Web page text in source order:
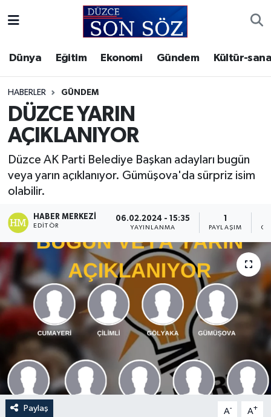
Dünya Eğitim Ekonomi Gündem Kültür-
HABERLER GÜNDEM
DÜZCE YARIN
AÇIKLANIYOR
Düzce AK Parti Belediye Başkan adayları bugün
veya yarın açıklanıyor. Gümüşova'da sürpriz isim
olabilir.
HABER MERKEZI
EDITÖR
06.02.2024 - 15:35
YAYINLANMA
1
PAYLAŞIM
Paylaş A- A+
Gizlilik Sözleşmesi
İletişim
Künye
Video Galeri
Akçakoca Hava Durumu
Akçakoca Trafik Yoğunluk Haritası
Süper Lig Puan Durumu ve Fikstür
Tüm Manşetler
Haber Arşivi